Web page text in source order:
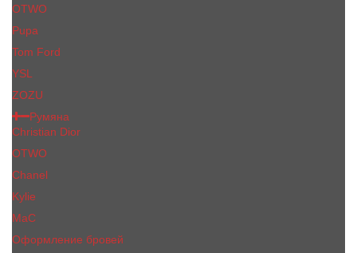
OTWO
Pupa
Tom Ford
YSL
ZOZU
Румяна
Christian Dior
OTWO
Сhanеl
Kylie
MaC
Оформление бровей